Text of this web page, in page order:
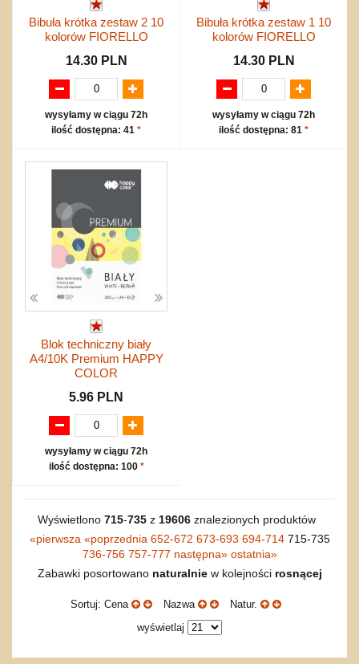
Bibuła krótka zestaw 2 10
kolorów FIORELLO
14.30 PLN
wysyłamy w ciągu 72h
ilość dostępna: 41 *
Bibuła krótka zestaw 1 10
kolorów FIORELLO
14.30 PLN
wysyłamy w ciągu 72h
ilość dostępna: 81 *
Blok techniczny biały
A4/10K Premium HAPPY
COLOR
5.96 PLN
wysyłamy w ciągu 72h
ilość dostępna: 100 *
Wyświetlono 715-735z 19606znalezionych produktów
«pierwsza «poprzednia 652-672 673-693 694-714 715-735
736-756 757-777 następna» ostatnia»
Zabawki posortowano naturalniew kolejności rosnącej
Sortuj: Cena Nazwa
Natur.
wyświetlaj